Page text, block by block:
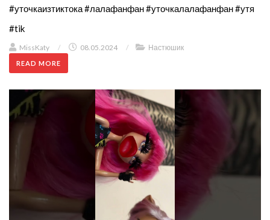
#уточкаизтиктока #лалафанфан #уточкалалафанфан #утя
#tik
MissKaty / 08.05.2024 / Настюшик
READ MORE